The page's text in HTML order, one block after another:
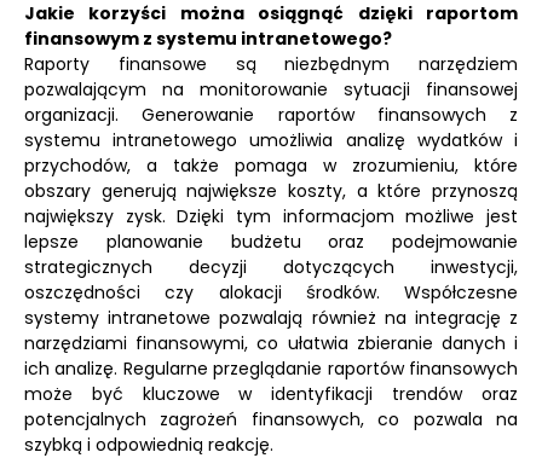
Jakie korzyści można osiągnąć dzięki raportom
finansowym z systemu intranetowego?
Raporty finansowe są niezbędnym narzędziem
pozwalającym na monitorowanie sytuacji finansowej
organizacji. Generowanie raportów finansowych z
systemu intranetowego umożliwia analizę wydatków i
przychodów, a także pomaga w zrozumieniu, które
obszary generują największe koszty, a które przynoszą
największy zysk. Dzięki tym informacjom możliwe jest
lepsze planowanie budżetu oraz podejmowanie
strategicznych decyzji dotyczących inwestycji,
oszczędności czy alokacji środków. Współczesne
systemy intranetowe pozwalają również na integrację z
narzędziami finansowymi, co ułatwia zbieranie danych i
ich analizę. Regularne przeglądanie raportów finansowych
może być kluczowe w identyfikacji trendów oraz
potencjalnych zagrożeń finansowych, co pozwala na
szybką i odpowiednią reakcję.